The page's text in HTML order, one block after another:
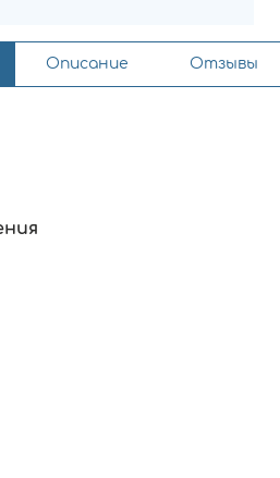
Описание Отзывы